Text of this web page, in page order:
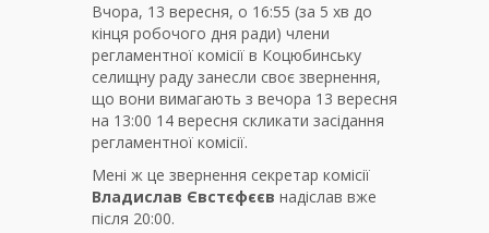
Вчора, 13 вересня, о 16:55 (за 5 хв до
кінця робочого дня ради) члени
регламентної комісії в Коцюбинську
селищну раду занесли своє звернення,
що вони вимагають з вечора 13 вересня
на 13:00 14 вересня скликати засідання
регламентної комісії.
Мені ж це звернення секретар комісії
Владислав Євстєфєєв надіслав вже
після 20:00.